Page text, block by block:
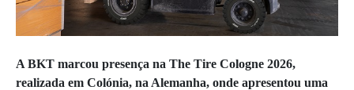
A BKT marcou presença na The Tire Cologne 2026,
realizada em Colónia, na Alemanha, onde apresentou uma